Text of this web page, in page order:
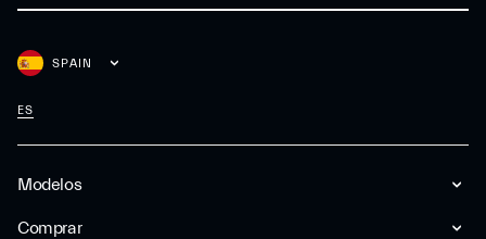
Modelos
Comprar
SPAIN
ES